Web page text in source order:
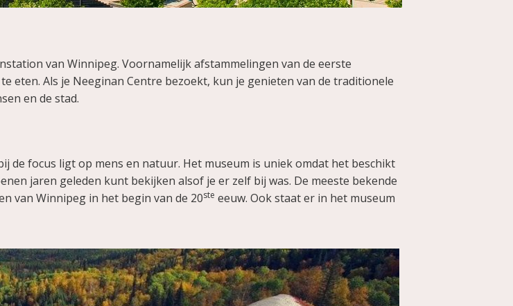
van Winnipeg. Voornamelijk afstammelingen van de eerste
eten. Als je Neeginan Centre bezoekt, kun je genieten van de traditionele
en de stad.
de focus ligt op mens en natuur. Het museum is uniek omdat het beschikt
jaren geleden kunt bekijken alsof je er zelf bij was. De meeste bekende
van Winnipeg in het begin van de 20ste eeuw. Ook staat er in het museum